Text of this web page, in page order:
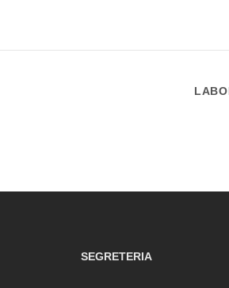
SEGRETERIA